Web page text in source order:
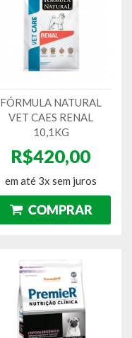
FÓRMULA NATURAL
VET CAES RENAL
10,1KG
R$420,00
em até 3x sem juros